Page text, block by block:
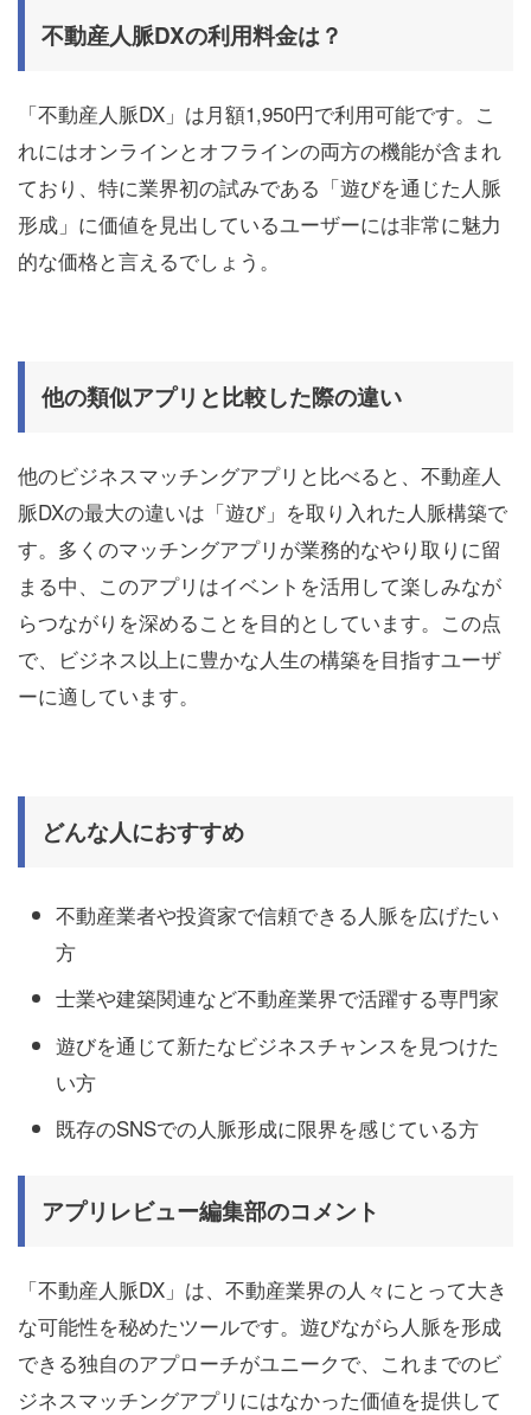
不動産人脈DXの利用料金は？
「不動産人脈DX」は月額1,950円で利用可能です。こ
れにはオンラインとオフラインの両方の機能が含まれ
ており、特に業界初の試みである「遊びを通じた人脈
形成」に価値を見出しているユーザーには非常に魅力
的な価格と言えるでしょう。
他の類似アプリと比較した際の違い
他のビジネスマッチングアプリと比べると、不動産人
脈DXの最大の違いは「遊び」を取り入れた人脈構築で
す。多くのマッチングアプリが業務的なやり取りに留
まる中、このアプリはイベントを活用して楽しみなが
らつながりを深めることを目的としています。この点
で、ビジネス以上に豊かな人生の構築を目指すユーザ
ーに適しています。
どんな人におすすめ
不動産業者や投資家で信頼できる人脈を広げたい
方
士業や建築関連など不動産業界で活躍する専門家
遊びを通じて新たなビジネスチャンスを見つけた
い方
既存のSNSでの人脈形成に限界を感じている方
アプリレビュー編集部のコメント
「不動産人脈DX」は、不動産業界の人々にとって大き
な可能性を秘めたツールです。遊びながら人脈を形成
できる独自のアプローチがユニークで、これまでのビ
ジネスマッチングアプリにはなかった価値を提供して